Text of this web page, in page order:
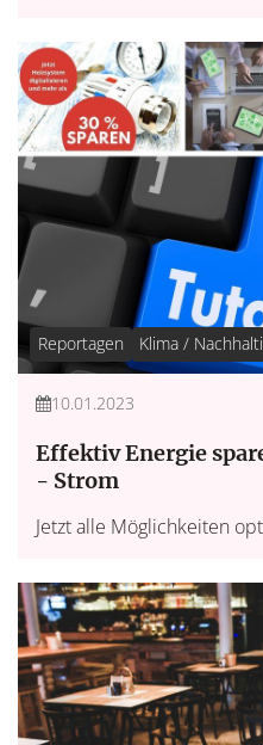
Reportagen Klima /
10.01.2023
Effektiv Energie
- Strom
Jetzt alle Möglichkeiten